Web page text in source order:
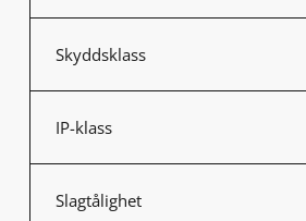
Skyddsklass
IP-klass
Slagtålighet